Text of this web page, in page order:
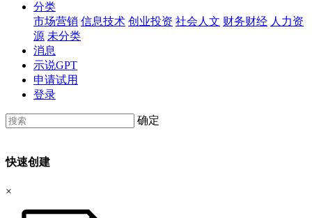
分类
市场营销 信息技术 创业投资 社会人文 财务财经 人力资
源 未分类
消息
示说GPT
申请试用
登录
确定
快速创建
×